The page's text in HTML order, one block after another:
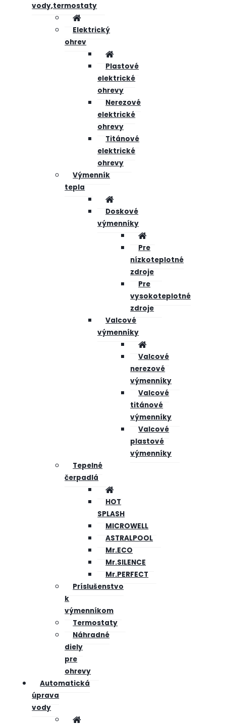
vody,termostaty
Elektrický
ohrev
Plastové
elektrické
ohrevy
Nerezové
elektrické
ohrevy
Titánové
elektrické
ohrevy
Výmenník
tepla
Doskové
výmenníky
Pre
nízkoteplotné
zdroje
Pre
vysokoteplotné
zdroje
Valcové
výmenníky
Valcové
nerezové
výmenníky
Valcové
titánové
výmenníky
Valcové
plastové
výmenníky
Tepelné
čerpadlá
HOT
SPLASH
MICROWELL
ASTRALPOOL
Mr.ECO
Mr.SILENCE
Mr.PERFECT
Príslušenstvo
k
výmenníkom
Termostaty
Náhradné
diely
pre
ohrevy
Automatická
úprava
vody